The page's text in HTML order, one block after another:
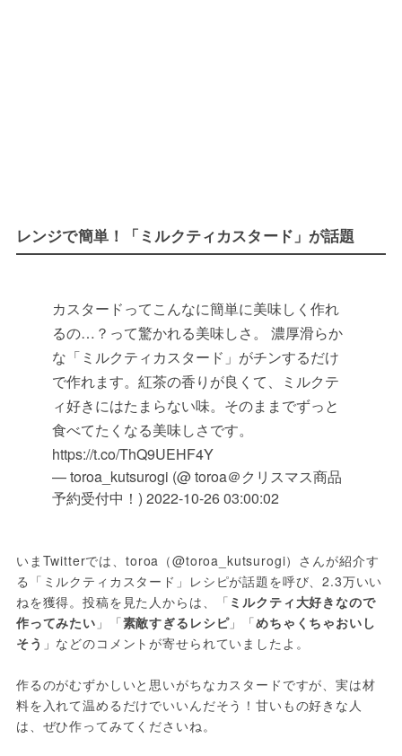
レンジで簡単！「ミルクティカスタード」が話題
カスタードってこんなに簡単に美味しく作れ
るの…？って驚かれる美味しさ。 濃厚滑らか
な「ミルクティカスタード」がチンするだけ
で作れます。紅茶の香りが良くて、ミルクテ
ィ好きにはたまらない味。そのままでずっと
食べてたくなる美味しさです。
https://t.co/ThQ9UEHF4Y
— toroa_kutsurogi (@ toroa＠クリスマス商品
予約受付中！) 2022-10-26 03:00:02
いまTwitterでは、toroa（@toroa_kutsurogi）さんが紹介す
る「ミルクティカスタード」レシピが話題を呼び、2.3万いい
ねを獲得。投稿を見た人からは、「 ミルクティ大好きなので
作ってみたい 」「素敵すぎるレシピ」「めちゃくちゃおいし
そう 」などのコメントが寄せられていましたよ。
作るのがむずかしいと思いがちなカスタードですが、実は材
料を入れて温めるだけでいいんだそう！甘いもの好きな人
は、ぜひ作ってみてくださいね。